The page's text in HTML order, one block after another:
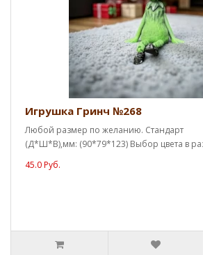
Игрушка Гринч №268
Любой размер по желанию. Стандарт
(Д*Ш*В),мм: (90*79*123) Выбор цвета в
45.0 Руб.